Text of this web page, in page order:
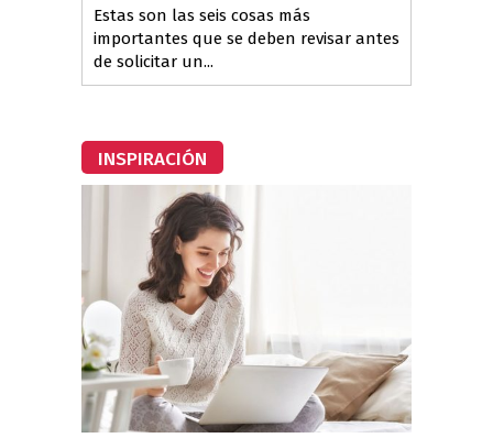
Estas son las seis cosas más
importantes que se deben revisar antes
de solicitar un...
INSPIRACIÓN